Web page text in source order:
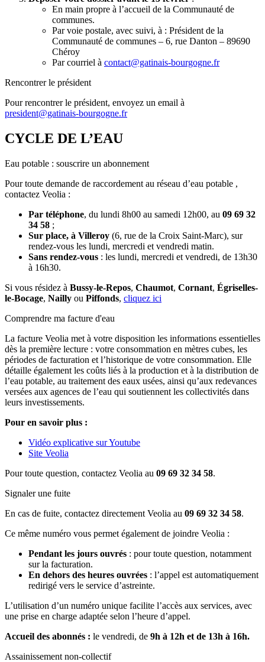
En main propre à l’accueil de la Communauté de
communes.
Par voie postale, avec suivi, à : Président de la
Communauté de communes – 6, rue Danton – 89690
Chéroy
Par courriel à contact@gatinais-bourgogne.fr
Rencontrer le président
Pour rencontrer le président, envoyez un email à
president@gatinais-bourgogne.fr
CYCLE DE L’EAU
Eau potable : souscrire un abonnement
Pour toute demande de raccordement au réseau d’eau potable ,
contactez Veolia :
Par téléphone, du lundi 8h00 au samedi 12h00, au 09 69 32
34 58 ;
Sur place, à Villeroy (6, rue de la Croix Saint-Marc), sur
rendez-vous les lundi, mercredi et vendredi matin.
Sans rendez-vous : les lundi, mercredi et vendredi, de 13h30
à 16h30.
Si vous résidez à Bussy-le-Repos, Chaumot, Cornant, Égriselles-
le-Bocage, Nailly ou Piffonds, cliquez ici
Comprendre ma facture d'eau
La facture Veolia met à votre disposition les informations essentielles
dès la première lecture : votre consommation en mètres cubes, les
périodes de facturation et l’historique de votre consommation. Elle
détaille également les coûts liés à la production et à la distribution de
l’eau potable, au traitement des eaux usées, ainsi qu’aux redevances
versées aux agences de l’eau qui soutiennent les collectivités dans
leurs investissements.
Pour en savoir plus :
Vidéo explicative sur Youtube
Site Veolia
Pour toute question, contactez Veolia au 09 69 32 34 58.
Signaler une fuite
En cas de fuite, contactez directement Veolia au 09 69 32 34 58.
Ce même numéro vous permet également de joindre Veolia :
Pendant les jours ouvrés : pour toute question, notamment
sur la facturation.
En dehors des heures ouvrées : l’appel est automatiquement
redirigé vers le service d’astreinte.
L’utilisation d’un numéro unique facilite l’accès aux services, avec
une prise en charge adaptée selon l’heure d’appel.
Accueil des abonnés : le vendredi, de 9h à 12h et de 13h à 16h.
Assainissement non-collectif